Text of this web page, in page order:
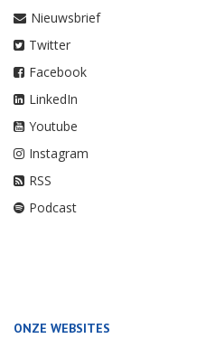
Nieuwsbrief
Twitter
Facebook
LinkedIn
Youtube
Instagram
RSS
Podcast
ONZE WEBSITES